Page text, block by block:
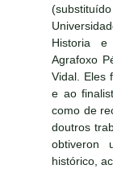
Historia e
Agrafoxo
Vidal. Eles
e ao
como de
doutros
obtiveron
histórico,